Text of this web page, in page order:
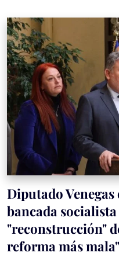
Diputado
bancada
"reconstrucción"
reforma más mala"